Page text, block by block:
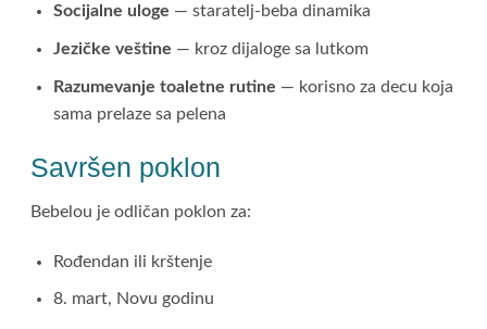
Socijalne uloge — staratelj-beba dinamika
Jezičke veštine — kroz dijaloge sa lutkom
Razumevanje toaletne rutine — korisno za decu koja
sama prelaze sa pelena
Savršen poklon
Bebelou je odličan poklon za:
Rođendan ili krštenje
8. mart, Novu godinu